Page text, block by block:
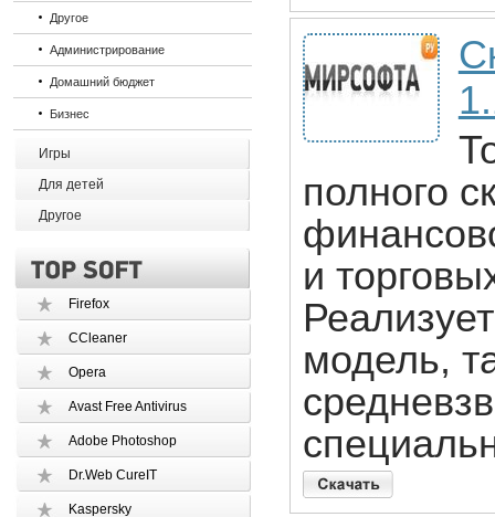
Другое
Администрирование
Домашний бюджет
Бизнес
Игры
Для детей
Другое
Firefox
CCleaner
Opera
Avast Free Antivirus
Adobe Photoshop
Dr.Web CureIT
Kaspersky
полного
и
модель,